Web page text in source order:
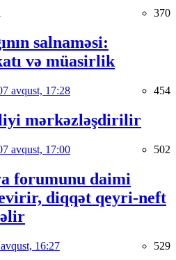
370
salnaməsi:
və müasirlik
avqust, 17:28 454
mərkəzləşdirilir
avqust, 17:00 502
forumunu daimi
diqqət qeyri-neft
16:27 529